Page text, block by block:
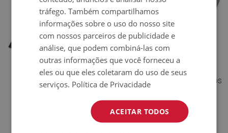
PISO VINILICO TRIÂNGULOS E
QUADRADOS
PAVIMENTO VINÍLICO QUADRADOS
54.99
tráfego. Também compartilhamos
informações sobre o uso do nosso site
com nossos parceiros de publicidade e
análise, que podem combiná-las com
outras informações que você forneceu a
eles ou que eles coletaram do uso de seus
serviços. Política de Privacidade
ACEITAR TODOS